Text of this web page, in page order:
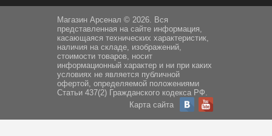
Магазин Арсенал © 2026. Вся
представленная на сайте информация,
касающаяся технических характеристик,
наличия на складе, изображений,
стоимости товаров, носит
информационный характер и ни при каких
условиях не является публичной
офертой, определяемой положениями
Статьи 437(2) Гражданского кодекса РФ.
Карта сайта